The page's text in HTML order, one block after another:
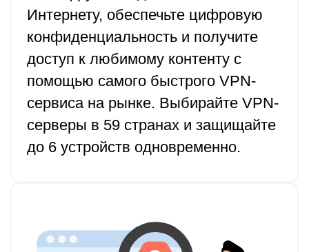
Интернету, обеспечьте цифровую
конфиденциальность и получите
доступ к любимому контенту с
помощью самого быстрого VPN-
сервиса на рынке. Выбирайте VPN-
серверы в 59 странах и защищайте
до 6 устройств одновременно.